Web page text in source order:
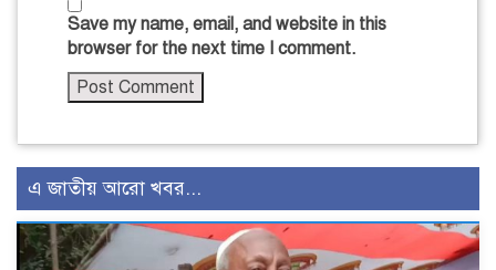
Save my name, email, and website in this
browser for the next time I comment.
এ জাতীয় আরো খবর...